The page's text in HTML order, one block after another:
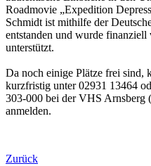
Roadmovie „Expedition
Schmidt ist mithilfe der
entstanden und wurde
unterstützt.
Da noch einige Plätze frei sind,
kurzfristig unter 02931 13464
303-000 bei der VHS Arnsberg (
anmelden.
Zurück